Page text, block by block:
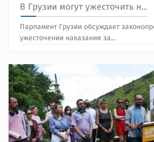
В Грузии могут ужесточить н...
Парламент Грузии обсуждает
ужесточении наказания за...